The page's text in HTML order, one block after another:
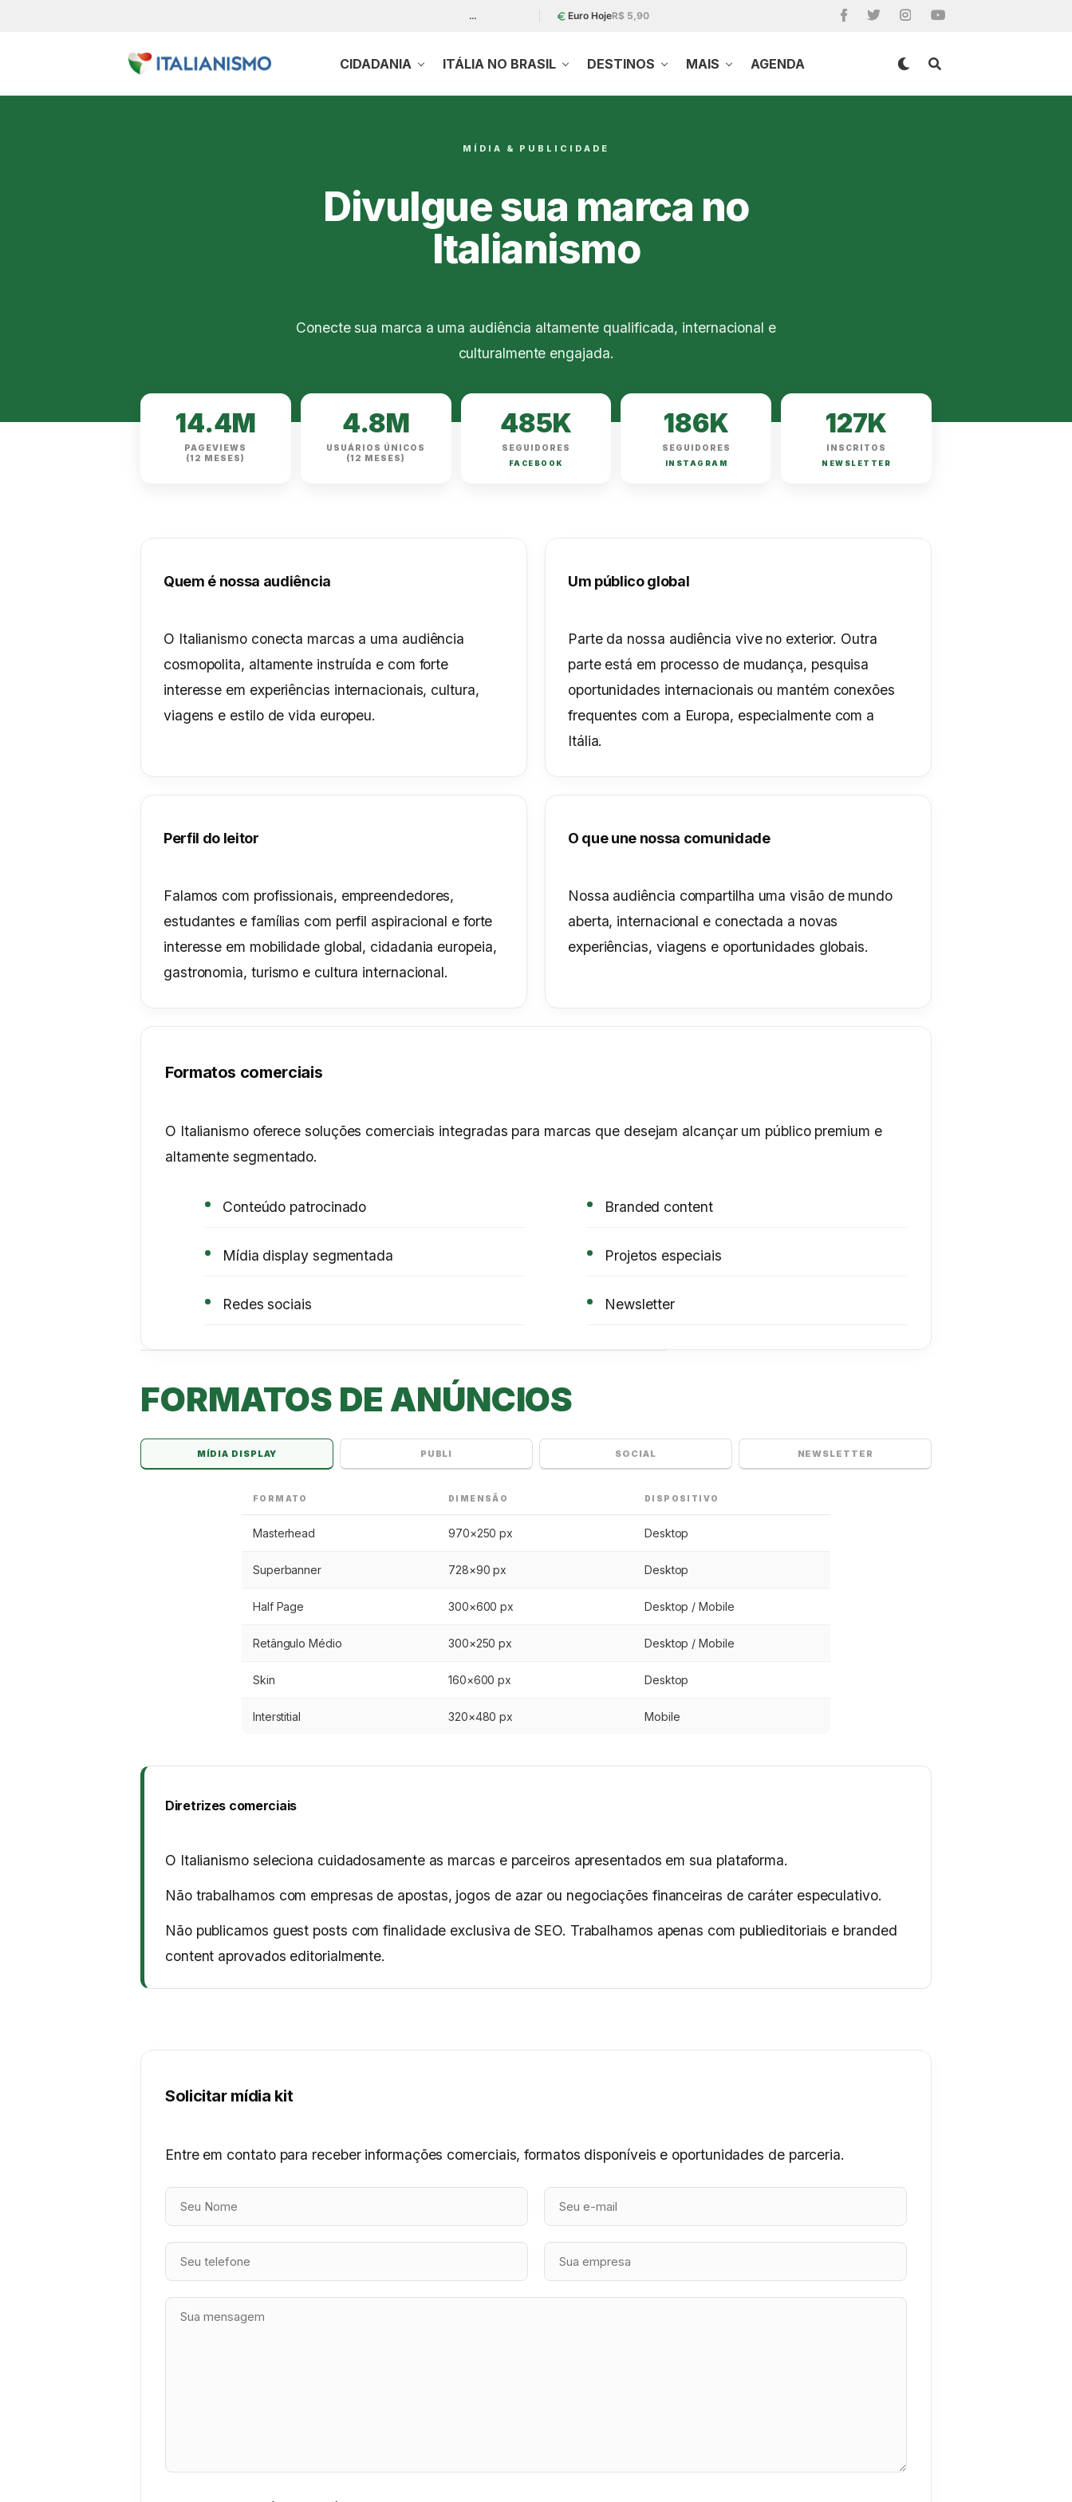
… Euro HojeR$ 5,90
CIDADANIA ITÁLIA NO BRASIL DESTINOS MAIS AGENDA
MÍDIA & PUBLICIDADE
Divulgue sua marca no
Italianismo
Conecte sua marca a uma audiência altamente qualificada, internacional e
culturalmente engajada.
14.4M
PAGEVIEWS
(12 MESES)
4.8M
USUÁRIOS ÚNICOS
(12 MESES)
485K
SEGUIDORES
FACEBOOK
186K
SEGUIDORES
INSTAGRAM
127K
INSCRITOS
NEWSLETTER
Quem é nossa audiência
O Italianismo conecta marcas a uma audiência
cosmopolita, altamente instruída e com forte
interesse em experiências internacionais, cultura,
viagens e estilo de vida europeu.
Um público global
Parte da nossa audiência vive no exterior. Outra
parte está em processo de mudança, pesquisa
oportunidades internacionais ou mantém conexões
frequentes com a Europa, especialmente com a
Itália.
Perfil do leitor
Falamos com profissionais, empreendedores,
estudantes e famílias com perfil aspiracional e forte
interesse em mobilidade global, cidadania europeia,
gastronomia, turismo e cultura internacional.
O que une nossa comunidade
Nossa audiência compartilha uma visão de mundo
aberta, internacional e conectada a novas
experiências, viagens e oportunidades globais.
Formatos comerciais
O Italianismo oferece soluções comerciais integradas para marcas que desejam alcançar um público premium e
altamente segmentado.
Conteúdo patrocinado Branded content
Mídia display segmentada Projetos especiais
Redes sociais Newsletter
FORMATOS DE ANÚNCIOS
MÍDIA DISPLAY PUBLI SOCIAL NEWSLETTER
FORMATO DIMENSÃO DISPOSITIVO
Masterhead 970×250 px Desktop
Superbanner 728×90 px Desktop
Half Page 300×600 px Desktop / Mobile
Retângulo Médio 300×250 px Desktop / Mobile
Skin 160×600 px Desktop
Interstitial 320×480 px Mobile
Diretrizes comerciais
O Italianismo seleciona cuidadosamente as marcas e parceiros apresentados em sua plataforma.
Não trabalhamos com empresas de apostas, jogos de azar ou negociações financeiras de caráter especulativo.
Não publicamos guest posts com finalidade exclusiva de SEO. Trabalhamos apenas com publieditoriais e branded
content aprovados editorialmente.
Solicitar mídia kit
Entre em contato para receber informações comerciais, formatos disponíveis e oportunidades de parceria.